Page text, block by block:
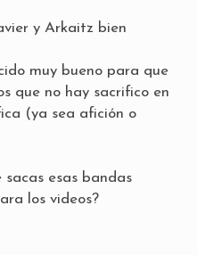
y Arkaitz bien
muy bueno para que
que no hay sacrifico en
(ya sea afición o
esas bandas
los videos?